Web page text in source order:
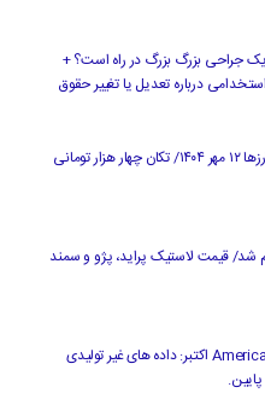
جراحی بزرگ بزرگ در راه است؟ +
درباره تعدیل یا تغییر حقوق
قیمت جدید دلار، یورو و سایر ارزها ۱۲ مهر ۱۴۰۴/ تکان چهار هزار تومانی
شد/ قیمت لاستیک پراید، پژو و سمند
سرمایه گذاری Americas FX News 3 اکتبر: داده های غیر تولیدی